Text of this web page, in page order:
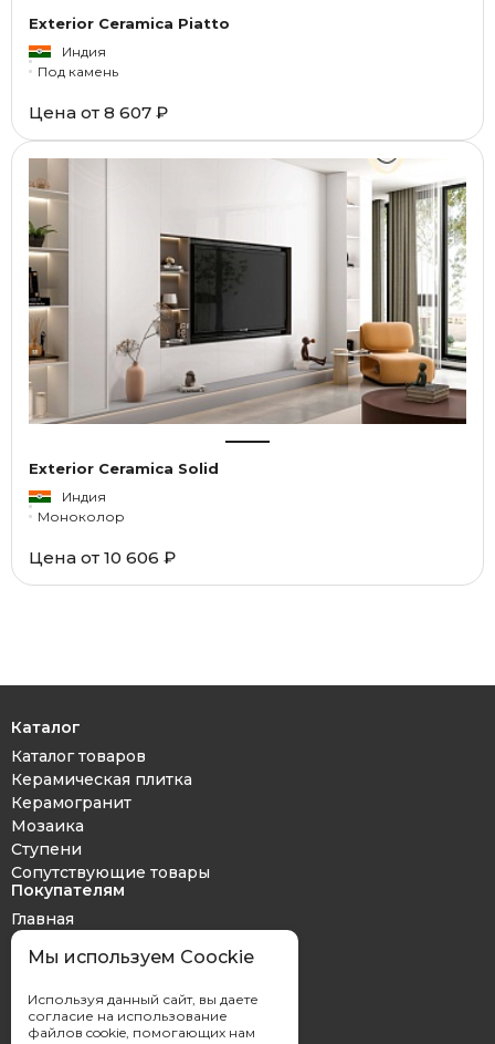
Exterior Ceramica Piatto
Индия
Под камень
Цена от 8 607 ₽
Exterior Ceramica Solid
Индия
Моноколор
Цена от 10 606 ₽
Каталог
Каталог товаров
Керамическая плитка
Керамогранит
Мозаика
Ступени
Сопутствующие товары
Покупателям
Главная
Дизайн проект
Оплата и доставка
Контакты
Мы используем Coockie
Используя данный сайт, вы даете
согласие на использование
файлов cookie, помогающих нам